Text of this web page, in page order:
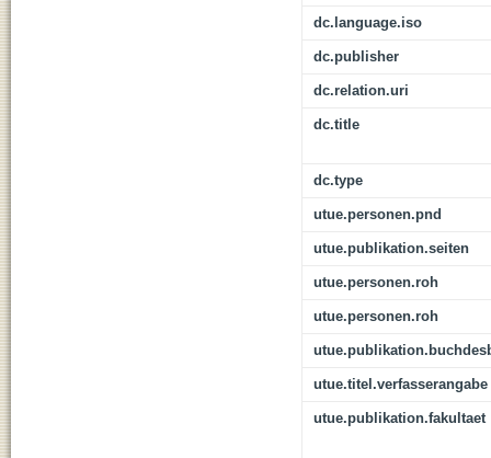
dc.language.iso
dc.publisher
dc.relation.uri
dc.title
dc.type
utue.personen.pnd
utue.publikation.seiten
utue.personen.roh
utue.personen.roh
utue.titel.verfasserangabe
utue.publikation.fakultaet